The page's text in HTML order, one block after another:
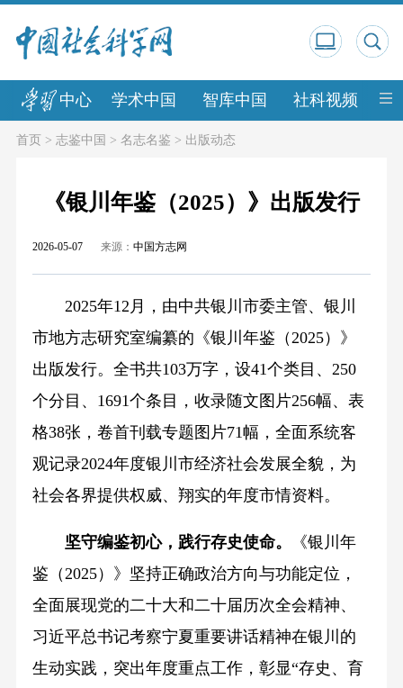
中心 学术中国 智库中国 社科视频 中
首页> 志鉴中国 > 名志名鉴 > 出版动态
《银川年鉴（2025）》出版发行
2026-05-07 来源： 中国方志网
2025年12月，由中共银川市委主管、银川
市地方志研究室编纂的《银川年鉴（2025）》
出版发行。全书共103万字，设41个类目、250
个分目、1691个条目，收录随文图片256幅、表
格38张，卷首刊载专题图片71幅，全面系统客
观记录2024年度银川市经济社会发展全貌，为
社会各界提供权威、翔实的年度市情资料。
坚守编鉴初心，践行存史使命。
《银川年
鉴（2025）》坚持正确政治方向与功能定位，
全面展现党的二十大和二十届历次全会精神、
习近平总书记考察宁夏重要讲话精神在银川的
生动实践，突出年度重点工作，彰显“存史、育